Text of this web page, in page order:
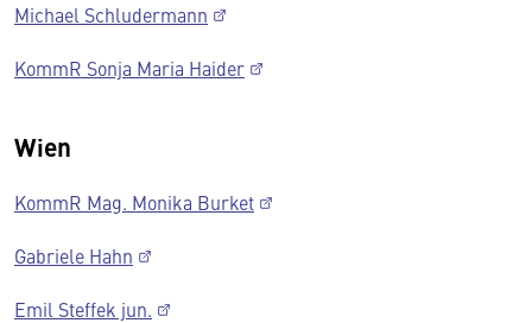
Michael Schludermann
KommR Sonja Maria Haider
Wien
KommR Mag. Monika Burket
Gabriele Hahn
Emil Steffek jun.